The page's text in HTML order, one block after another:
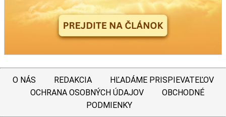
O NÁS REDAKCIA
HĽADÁME PRISPIEVATEĽOV
OCHRANA OSOBNÝCH ÚDAJOV
OBCHODNÉ
PODMIENKY